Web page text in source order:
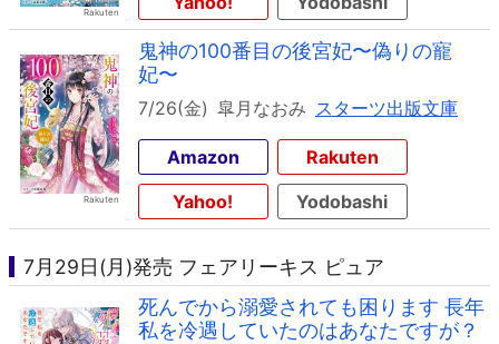
鬼神の100番目の後宮妃〜偽りの寵
妃〜
7/26(金) 皐月なおみ スターツ出版文庫
Amazon
Rakuten
Yahoo!
Yodobashi
7月29日(月)発売 フェアリーキス ピュア
死んでから溺愛されても困ります 長年
私を冷遇していたのはあなたですが？